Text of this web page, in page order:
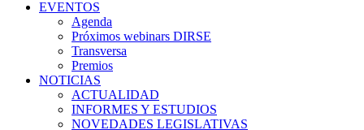
EVENTOS
Agenda
Próximos webinars DIRSE
Transversa
Premios
NOTICIAS
ACTUALIDAD
INFORMES Y ESTUDIOS
NOVEDADES LEGISLATIVAS